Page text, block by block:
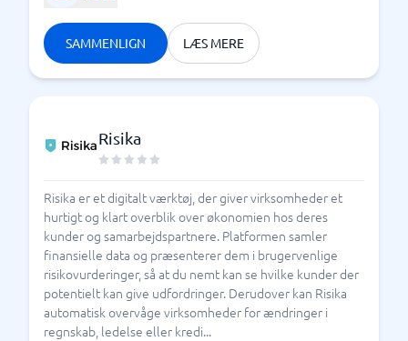
SAMMENLIGN LÆS MERE
Risika
Risika er et digitalt værktøj, der giver virksomheder et
hurtigt og klart overblik over økonomien hos deres
kunder og samarbejdspartnere. Platformen samler
finansielle data og præsenterer dem i brugervenlige
risikovurderinger, så at du nemt kan se hvilke kunder der
potentielt kan give udfordringer. Derudover kan Risika
automatisk overvåge virksomheder for ændringer i
regnskab, ledelse eller kredi...